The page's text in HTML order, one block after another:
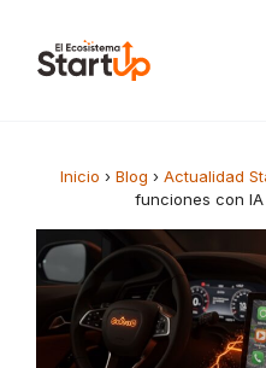
Inicio › Blog › Actualidad
funciones con